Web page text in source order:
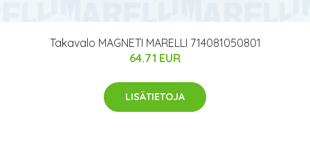
Takavalo MAGNETI MARELLI 714081050801
64.71 EUR
LISÄTIETOJA